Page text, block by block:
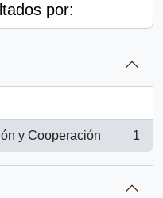
por:
y Cooperación 1